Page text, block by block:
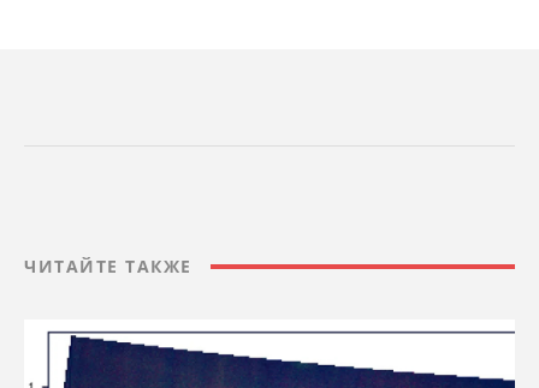
ЧИТАЙТЕ ТАКЖЕ